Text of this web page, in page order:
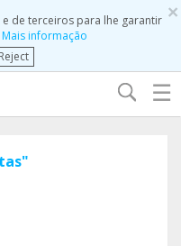
×
de terceiros para lhe garantir
Mais informação
Reject
☰